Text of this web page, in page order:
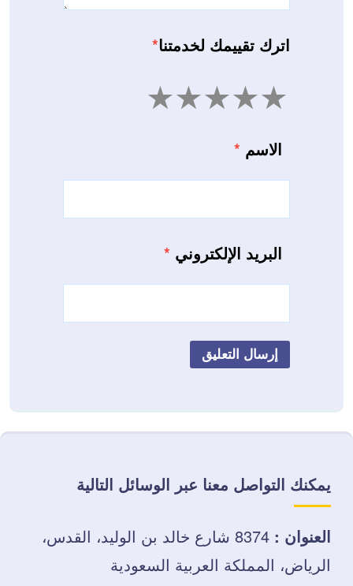
اترك تقييمك لخدمتنا*
4 3 2 1
الاسم *
البريد الإلكتروني *
يمكنك التواصل معنا عبر الوسائل التالية
العنوان :
8374 شارع خالد بن الوليد، القدس،
الرياض، المملكة العربية السعودية